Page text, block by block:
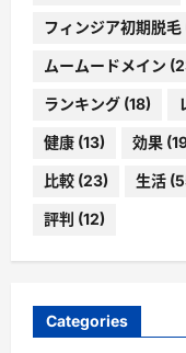
フィンジア初期脱毛
ムームードメイン
ランキング (18)
健康 (13) 効果
比較 (23) 生活
評判 (12)
Categories